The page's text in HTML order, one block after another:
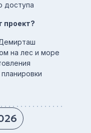
доступа
проект?
на лес и море